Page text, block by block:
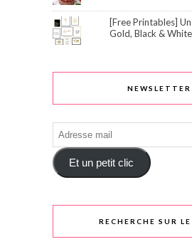
[Free Printables]
Gold, Black & White
NEWSLETTER
Adresse
mail
Et un petit clic
RECHERCHE SUR